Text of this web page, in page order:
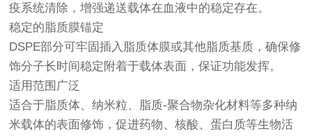
疫系统清除，增强递送载体在血液中的稳定存在。
稳定的脂质膜锚定
DSPE部分可牢固插入脂质体膜或其他脂质基质，确保修
饰分子长时间稳定附着于载体表面，保证功能发挥。
适用范围广泛
适合于脂质体、纳米粒、脂质-聚合物杂化材料等多种纳
米载体的表面修饰，促进药物、核酸、蛋白质等生物活